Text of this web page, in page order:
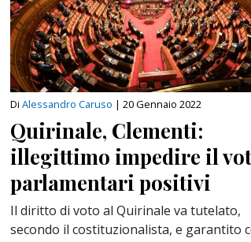
Di Alessandro Caruso | 20 Gennaio 2022
Quirinale, Clementi:
illegittimo impedire il
parlamentari positivi
Il diritto di voto al Quirinale va tutelato,
secondo il costituzionalista, e garantito